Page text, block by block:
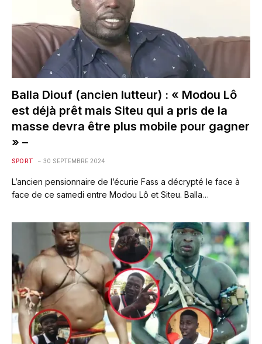
Balla Diouf (ancien lutteur) : « Modou Lô
est déjà prêt mais Siteu qui a pris de la
masse devra être plus mobile pour gagner
» –
SPORT 30 SEPTEMBRE 2024
L’ancien pensionnaire de l’écurie Fass a décrypté le face à
face de ce samedi entre Modou Lô et Siteu. Balla…